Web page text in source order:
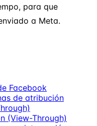
para que
a Meta.
Facebook
de atribución
(View-Through)